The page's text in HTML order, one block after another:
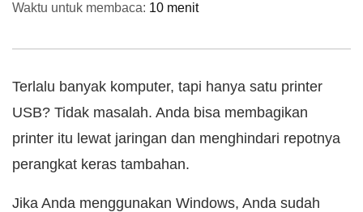
Waktu untuk membaca: 10 menit
Terlalu banyak komputer, tapi hanya satu printer
USB? Tidak masalah. Anda bisa membagikan
printer itu lewat jaringan dan menghindari repotnya
perangkat keras tambahan.
Jika Anda menggunakan Windows, Anda sudah